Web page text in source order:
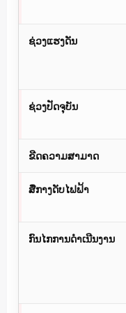
ຊ່ວງແຮງດັນ
ຊ່ວງປັດຈຸບັນ
ຂີດຄວາມສາມາດ
ສື່ກາງດັບໄຟຟ້າ
ກົນໄກການດໍາເນີນງານ